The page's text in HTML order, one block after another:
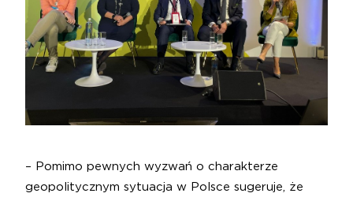
– Pomimo pewnych wyzwań o charakterze
geopolitycznym sytuacja w Polsce sugeruje, że